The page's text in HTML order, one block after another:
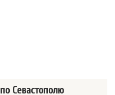
по Севастополю